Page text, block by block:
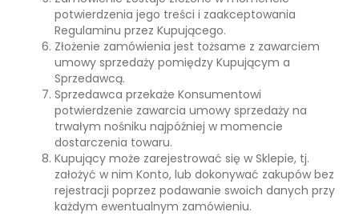
potwierdzenia jego treści i zaakceptowania
Regulaminu przez Kupującego.
Złożenie zamówienia jest tożsame z zawarciem
umowy sprzedaży pomiędzy Kupującym a
Sprzedawcą.
Sprzedawca przekaże Konsumentowi
potwierdzenie zawarcia umowy sprzedaży na
trwałym nośniku najpóźniej w momencie
dostarczenia towaru.
Kupujący może zarejestrować się w Sklepie, tj.
założyć w nim Konto, lub dokonywać zakupów bez
rejestracji poprzez podawanie swoich danych przy
każdym ewentualnym zamówieniu.